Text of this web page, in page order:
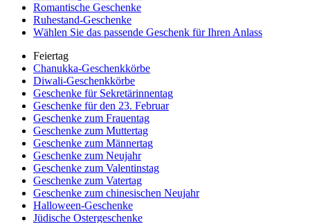
Romantische Geschenke
Ruhestand-Geschenke
Wählen Sie das passende Geschenk für Ihren Anlass
Feiertag
Chanukka-Geschenkkörbe
Diwali-Geschenkkörbe
Geschenke für Sekretärinnentag
Geschenke für den 23. Februar
Geschenke zum Frauentag
Geschenke zum Muttertag
Geschenke zum Männertag
Geschenke zum Neujahr
Geschenke zum Valentinstag
Geschenke zum Vatertag
Geschenke zum chinesischen Neujahr
Halloween-Geschenke
Jüdische Ostergeschenke